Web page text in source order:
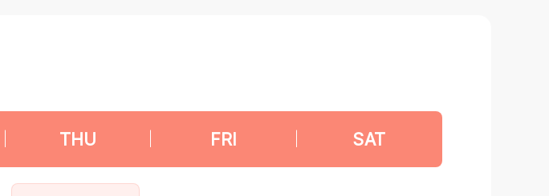
THU FRI SAT